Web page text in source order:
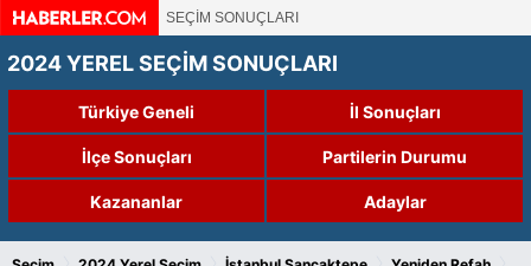
SEÇİM SONUÇLARI
2024 YEREL SEÇİM SONUÇLARI
Türkiye Geneli İl Sonuçları
İlçe Sonuçları Partilerin Durumu
Kazananlar Adaylar